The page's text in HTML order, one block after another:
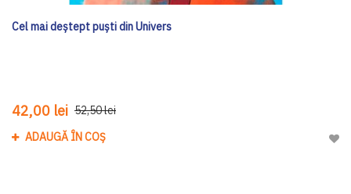
Cel mai deștept puști din Univers
42,00 lei 52,50 lei
ADAUGĂ ÎN COȘ